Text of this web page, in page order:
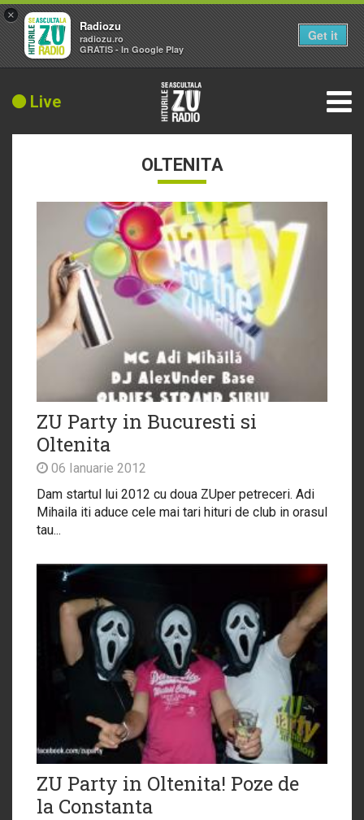
Live
OLTENITA
ZU Party in Bucuresti si
Oltenita
06 Ianuarie 2012
Dam startul lui 2012 cu doua ZUper petreceri. Adi
Mihaila iti aduce cele mai tari hituri de club in orasul
tau...
ZU Party in Oltenita! Poze de
la Constanta
×
Radiozu
radiozu.ro
GRATIS - In Google Play
Get it